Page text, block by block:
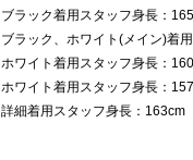
ブラック着用スタッフ身長：
ブラック、ホワイト(メイン)着
ホワイト着用スタッフ身長：
ホワイト着用スタッフ身長：
詳細着用スタッフ身長：